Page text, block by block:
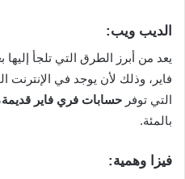
الديب ويب:
يعد من أبرز الطرق التي تلجأ
فاير، وذلك لأن يوجد في الإنترنت
التي توفر حسابات فري فاير قديمة
بالمئة.
فيزا وهمية: